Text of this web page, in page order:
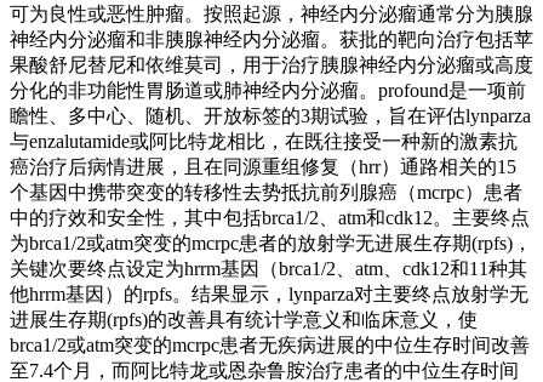
可为良性或恶性肿瘤。按照起源，神经内分泌瘤通常分为胰腺
神经内分泌瘤和非胰腺神经内分泌瘤。获批的靶向治疗包括苹
果酸舒尼替尼和依维莫司，用于治疗胰腺神经内分泌瘤或高度
分化的非功能性胃肠道或肺神经内分泌瘤。profound是一项前
瞻性、多中心、随机、开放标签的3期试验，旨在评估lynparza
与enzalutamide或阿比特龙相比，在既往接受一种新的激素抗
癌治疗后病情进展，且在同源重组修复（hrr）通路相关的15
个基因中携带突变的转移性去势抵抗前列腺癌（mcrpc）患者
中的疗效和安全性，其中包括brca1/2、atm和cdk12。主要终点
为brca1/2或atm突变的mcrpc患者的放射学无进展生存期(rpfs)，
关键次要终点设定为hrrm基因（brca1/2、atm、cdk12和11种其
他hrrm基因）的rpfs。结果显示，lynparza对主要终点放射学无
进展生存期(rpfs)的改善具有统计学意义和临床意义，使
brca1/2或atm突变的mcrpc患者无疾病进展的中位生存时间改善
至7.4个月，而阿比特龙或恩杂鲁胺治疗患者的中位生存时间